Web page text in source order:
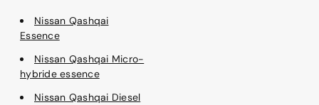
Nissan Qashqai
Essence
Nissan Qashqai Micro-
hybride essence
Nissan Qashqai Diesel